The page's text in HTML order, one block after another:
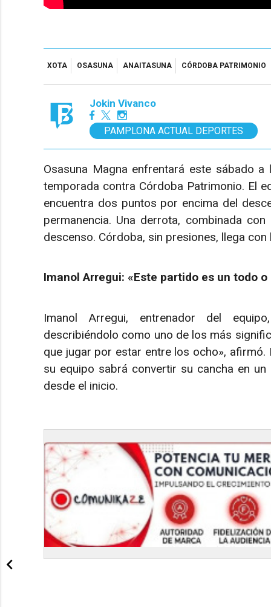
XOTA OSASUNA ANAITASUNA CÓRDOBA PATRIMONIO
Jokin Vivanco
PAMPLONA ACTUAL DEPORTES
Osasuna Magna enfrentará este sábado
temporada contra Córdoba Patrimonio. El
encuentra dos puntos por encima del
permanencia. Una derrota, combinada
descenso. Córdoba, sin presiones, llega
Imanol Arregui: «Este partido es un todo o
Imanol Arregui, entrenador del
describiéndolo como uno de los más
que jugar por estar entre los ocho»,
su equipo sabrá convertir su cancha en
desde el inicio.